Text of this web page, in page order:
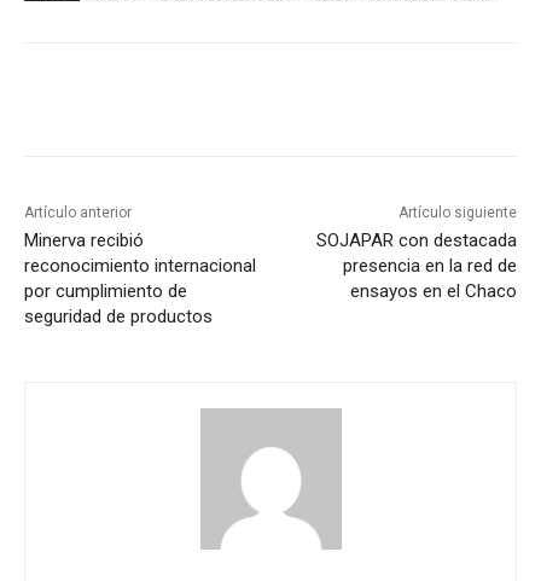
Artículo anterior
Minerva recibió
reconocimiento internacional
por cumplimiento de
seguridad de productos
Artículo siguiente
SOJAPAR con destacada
presencia en la red de
ensayos en el Chaco